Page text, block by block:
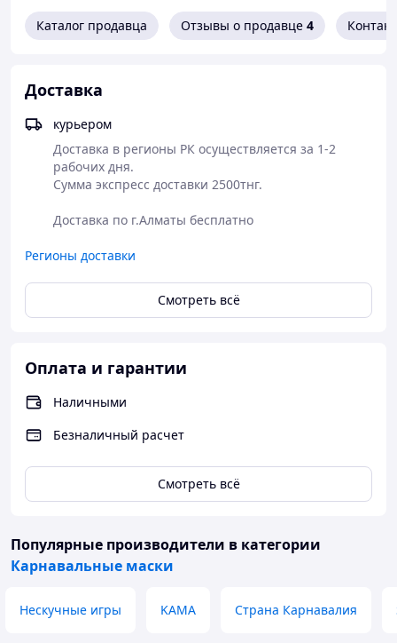
Каталог продавца Отзывы о продавце 4
Доставка
курьером
Доставка в регионы РК осуществляется за 1-2
рабочих дня.
Сумма экспресс доставки 2500тнг.
Доставка по г.Алматы бесплатно
Регионы доставки
Смотреть всё
Оплата и гарантии
Наличными
Безналичный расчет
Смотреть всё
Популярные производители в категории
Карнавальные маски
Нескучные игры KAMA Страна Карнавалия